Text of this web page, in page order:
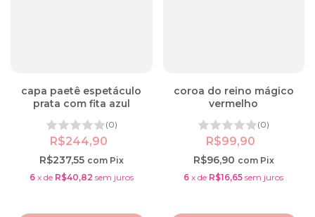
capa paetê espetáculo
prata com fita azul
(0)
R$244,90
R$237,55 com Pix
6 x de R$40,82 sem juros
coroa do reino mágico
vermelho
(0)
R$99,90
R$96,90 com Pix
6 xde R$16,65 sem juros